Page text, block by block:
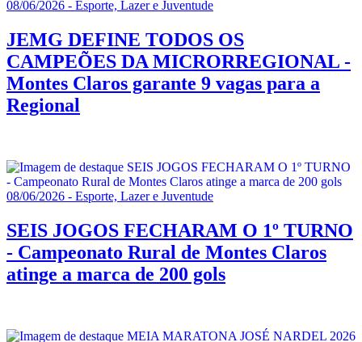
08/06/2026 - Esporte, Lazer e Juventude
JEMG DEFINE TODOS OS
CAMPEÕES DA MICRORREGIONAL -
Montes Claros garante 9 vagas para a
Regional
08/06/2026 - Esporte, Lazer e Juventude
SEIS JOGOS FECHARAM O 1º TURNO
- Campeonato Rural de Montes Claros
atinge a marca de 200 gols